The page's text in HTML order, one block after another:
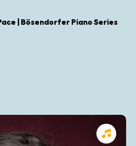
| Bösendorfer Piano Series